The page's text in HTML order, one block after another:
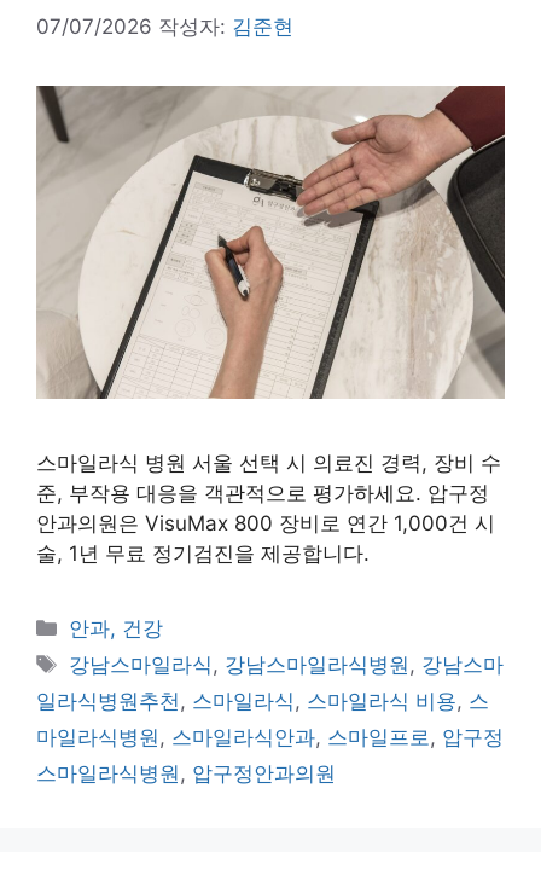
07/07/2026 작성자: 김준현
스마일라식 병원 서울 선택 시 의료진 경력, 장비 수
준, 부작용 대응을 객관적으로 평가하세요. 압구정
안과의원은 VisuMax 800 장비로 연간 1,000건 시
술, 1년 무료 정기검진을 제공합니다.
카
테
고
리
안과, 건강
태
그
강남스마일라식 , 강남스마일라식병원 , 강남스마
일라식병원추천 , 스마일라식 , 스마일라식 비용, 스
마일라식병원 , 스마일라식안과, 스마일프로 , 압구정
스마일라식병원 , 압구정안과의원